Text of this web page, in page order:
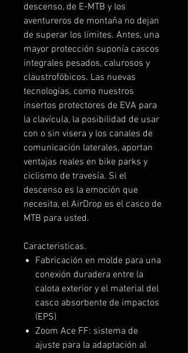
descenso, de E-MTB y los
aventureros de montaña no dejan
de superar los límites. Antes, una
mayor protección suponía cascos
integrales pesados, calurosos y
claustrofóbicos. Las nuevas
tecnologías, como nuestros
insertos protectores de EVA para
la clavícula, la posibilidad de usar
con o sin visera y los canales de
comunicación laterales, aportan
ventajas reales en bike parks y
ciclismo de travesía. Si el
descenso es la emoción que
necesita, el AirDrop es el casco de
MTB para usted.
Caracteristicas.
Fabricación en molde para una
conexión duradera entre la
calota exterior y el material del
casco absorbente de impactos
(EPS)
Zoom Ace FF: sistema de
ajuste para la adaptación al